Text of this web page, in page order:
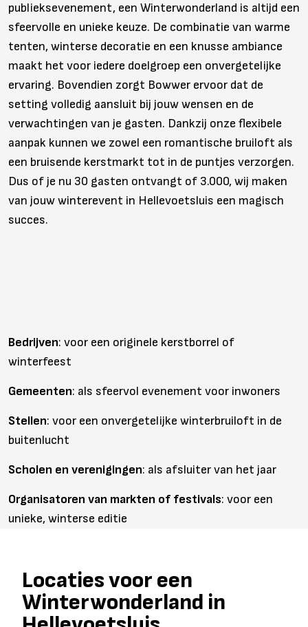
publieksevenement, een Winterwonderland is altijd een
sfeervolle en unieke keuze. De combinatie van warme
tenten, winterse decoratie en een knusse ambiance
maakt het voor iedere doelgroep een onvergetelijke
ervaring. Bovendien zorgt Bowwer ervoor dat de
setting volledig aansluit bij jouw wensen en de
verwachtingen van je gasten. Dankzij onze flexibele
aanpak kunnen we zowel een romantische bruiloft als
een bruisende kerstmarkt tot in de puntjes verzorgen.
Dus of je nu 30 gasten ontvangt of 3.000, wij maken
van jouw winterevent in Hellevoetsluis een magisch
succes.
Bedrijven: voor een originele kerstborrel of
winterfeest
Gemeenten: als sfeervol evenement voor inwoners
Stellen: voor een onvergetelijke winterbruiloft in de
buitenlucht
Scholen en verenigingen: als afsluiter van het jaar
Organisatoren van markten of festivals: voor een
unieke, winterse editie
Locaties voor een
Winterwonderland in